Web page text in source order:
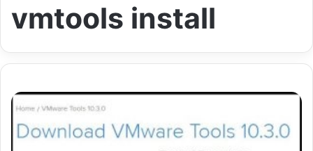
vmtools install